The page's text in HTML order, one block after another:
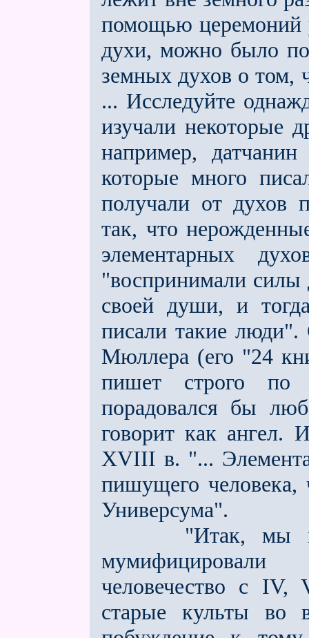
помощью церемоний
духи, можно было
земных духов о том,
... Исследуйте
изучали некоторые
например,
которые много
получали от духов
так, что
элементарных
"воспринимали
своей души, и
писали такие
Мюллера (его "24
пишет строго по
порадовался бы
говорит как ангел.
XVIII в. "...
пишущего человека,
Универсума".
"Итак, мы
человечество с
старые культы во